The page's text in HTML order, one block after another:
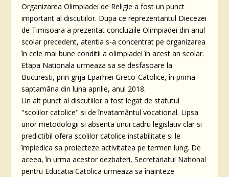
Organizarea Olimpiadei de Religie a fost un punct
important al discutiilor. Dupa ce reprezentantul Diecezei
de Timisoara a prezentat concluziile Olimpiadei din anul
scolar precedent, atentia s-a concentrat pe organizarea
în cele mai bune conditii a olimpiadei în acest an scolar.
Etapa Nationala urmeaza sa se desfasoare la
Bucuresti, prin grija Eparhiei Greco-Catolice, în prima
saptamâna din luna aprilie, anul 2018.
Un alt punct al discutiilor a fost legat de statutul
"scolilor catolice" si de învatamântul vocational. Lipsa
unor metodologii si absenta unui cadru legislativ clar si
predictibil ofera scolilor catolice instabilitate si le
împiedica sa proiecteze activitatea pe termen lung. De
aceea, în urma acestor dezbateri, Secretariatul National
pentru Educatia Catolica urmeaza sa înainteze